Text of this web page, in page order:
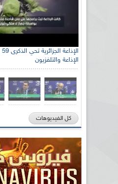
الإذاعة والتلفزيون
كل الفيديوهات